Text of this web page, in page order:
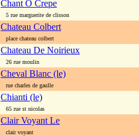
Chant O Crepe
5 rue marguerite de clisson
Chateau Colbert
place chateau colbert
Chateau De Noirieux
26 rue moulin
Cheval Blanc (le)
rue charles de gaulle
Chianti (le)
65 rue st nicolas
Clair Voyant Le
clair voyant